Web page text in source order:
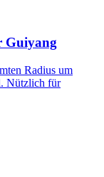
Guiyang
Radius um
Nützlich für